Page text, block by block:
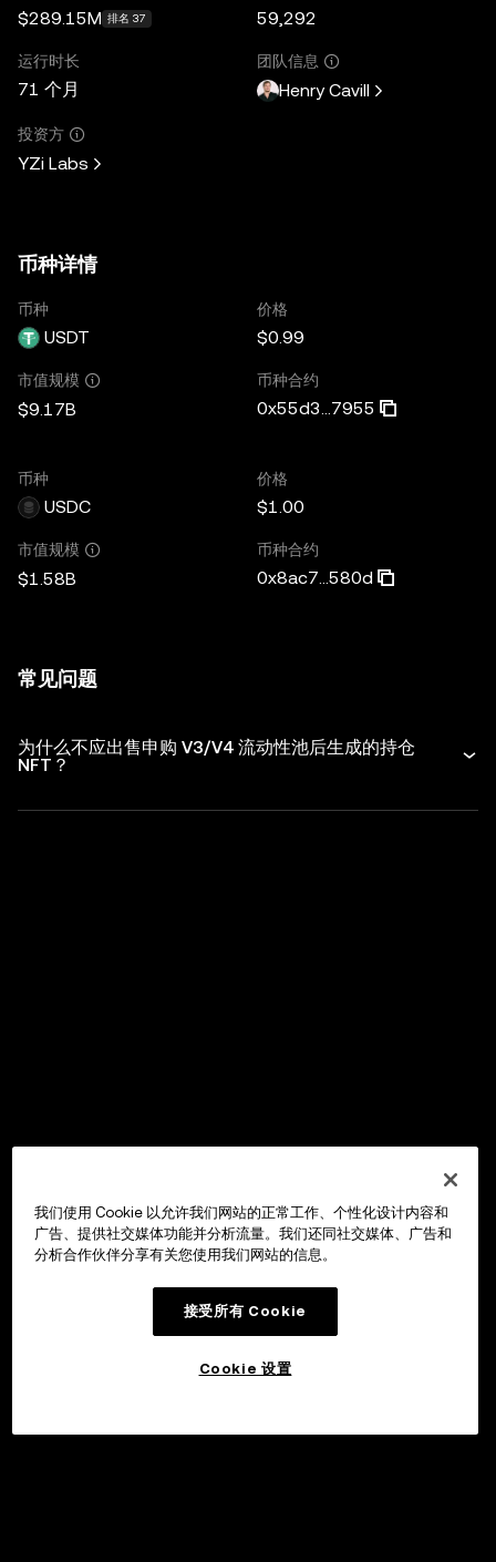
$289.15M 排名 37 59,292
运行时长
71 个月
团队信息
Henry Cavill
投资方
YZi Labs
币种详情
币种
USDT
价格
$0.99
市值规模
$9.17B
币种合约
0x55d3...7955
币种
USDC
价格
$1.00
市值规模
$1.58B
币种合约
0x8ac7...580d
常见问题
为什么不应出售申购 V3/V4 流动性池后生成的持仓
NFT？
我们使用 Cookie 以允许我们网站的正常工作、个性化设计内容和
广告、提供社交媒体功能并分析流量。我们还同社交媒体、广告和
分析合作伙伴分享有关您使用我们网站的信息。
接受所有 Cookie
Cookie 设置